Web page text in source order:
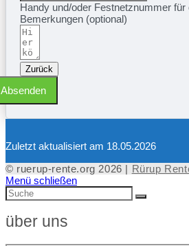
Handy und/oder Festnetznummer
Bemerkungen (optional)
Zurück
Absenden
Zuletzt aktualisiert am 18.05.2026
© ruerup-rente.org 2026 | Rürup
Menü schließen
über uns